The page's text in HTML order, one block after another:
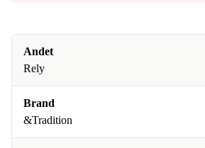
Andet
Rely
Brand
&Tradition